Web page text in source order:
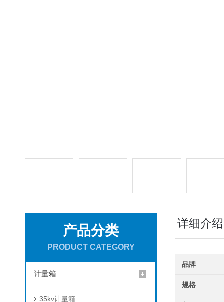
产品分类
PRODUCT CATEGORY
计量箱
35kv计量箱
详细介绍
品牌
规格